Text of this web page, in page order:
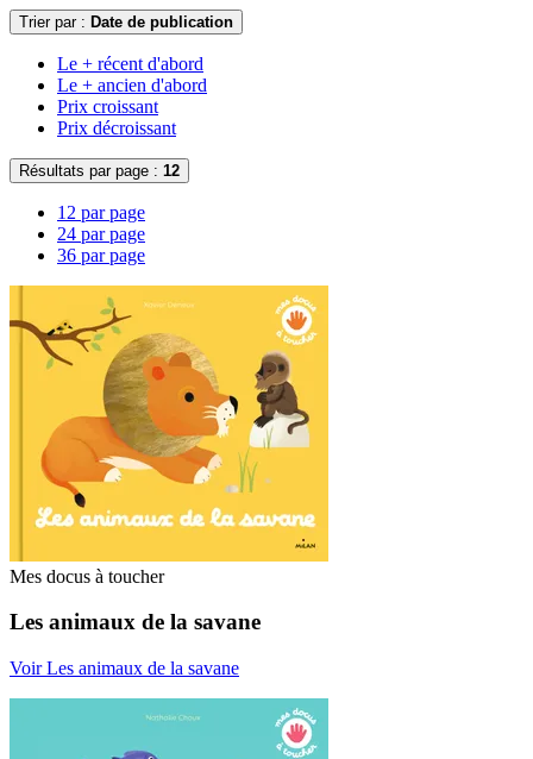
Trier par : Date de publication
Le + récent d'abord
Le + ancien d'abord
Prix croissant
Prix décroissant
Résultats par page : 12
12 par page
24 par page
36 par page
Mes docus à toucher
Les animaux de la savane
Voir Les animaux de la savane